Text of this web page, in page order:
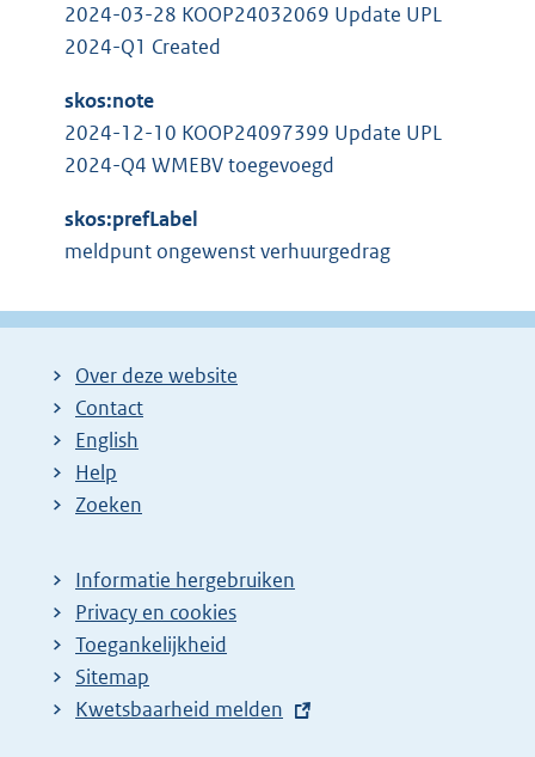
2024-03-28 KOOP24032069 Update UPL
2024-Q1 Created
skos:note
2024-12-10 KOOP24097399 Update UPL
2024-Q4 WMEBV toegevoegd
skos:prefLabel
meldpunt ongewenst verhuurgedrag
Over deze website
Contact
English
Help
Zoeken
Informatie hergebruiken
Privacy en cookies
Toegankelijkheid
Sitemap
E
Kwetsbaarheid melden